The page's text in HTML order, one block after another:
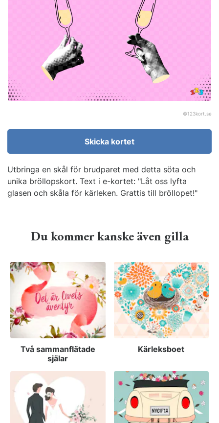
©123kort.se
Skicka kortet
Utbringa en skål för brudparet med detta söta och
unika bröllopskort. Text i e-kortet: "Låt oss lyfta
glasen och skåla för kärleken. Grattis till bröllopet!"
Du kommer kanske även gilla
Två sammanflätade
själar
Kärleksboet